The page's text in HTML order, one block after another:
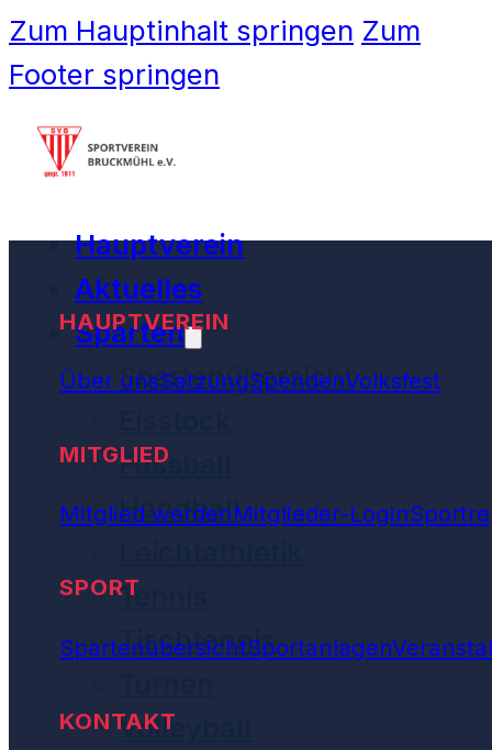
Zum Hauptinhalt springen Zum
Footer springen
Hauptverein
Aktuelles
Sparten
Spartenübersicht
Fussball
Handball
Tennis
Tischtennis
Volleyball
HAUPTVEREIN
Über unsSatzungSpendenVolksfest
MITGLIED
Mitglied werdenMitglieder-Login
SPORT
SpartenübersichtSportanlagen
KONTAKT